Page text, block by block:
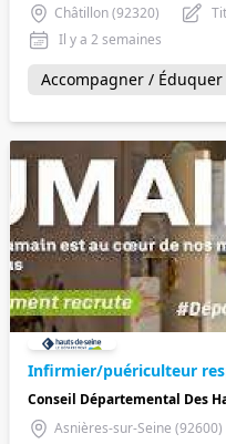
Châtillon (92320)
Il y a 2 semaines
Accompagner /
Infirmier/puériculteur
Conseil Départemental Des
Asnières-sur-Seine (92600)